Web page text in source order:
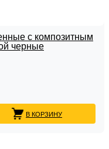
с композитным
черные
В КОРЗИНУ